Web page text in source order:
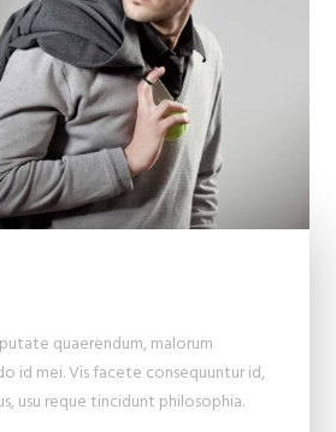
quaerendum, malorum
id mei. Vis facete consequuntur id,
usu reque tincidunt philosophia.